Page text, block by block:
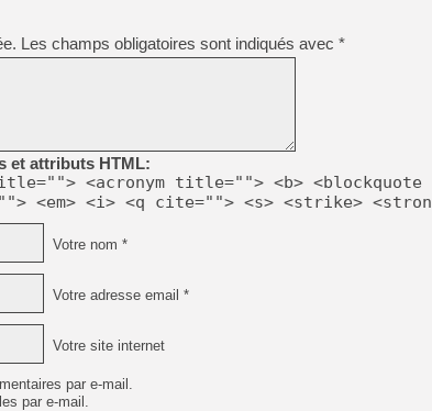
[Mo5] DOOM arrive en
[GK] Bethesda fête les 30
[GK] Roblox : l'action en
[GK] Agenda - GeForce
[GK] Devolver Digital en a
[LS] [PS5] ps5-y2jb-
[GK] Pourquoi Marvel
[GK] Test : Restory : Chill
[GK] GTA 6 : Rockstar
[GK] Hot Wheels Infinite
[GK] Mémoire cash -
[GK] Résultats Nintendo :
[GK] Dans ce jeu de
Les champs obligatoires sont indiqués avec *
et attributs HTML:
<acronym title=""> <b> <blockquote
<em> <i> <q cite=""> <s> <strike>
Votre nom *
Votre adresse email *
Votre site internet
par e-mail.
par e-mail.